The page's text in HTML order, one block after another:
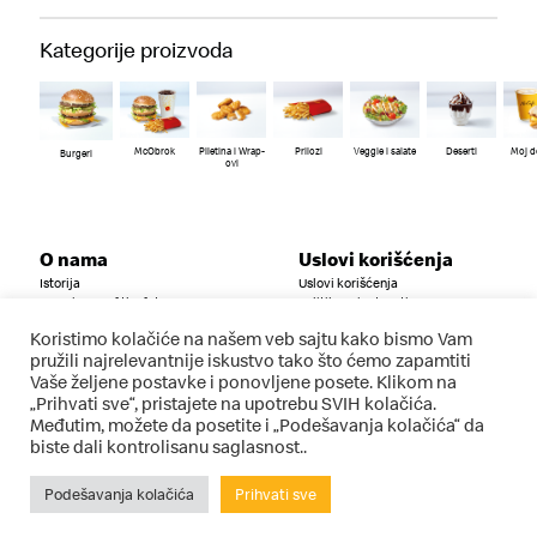
Kategorije proizvoda
Burgeri McObrok
Piletina i Wrap-
ovi
Prilozi Veggie i salate Deserti Moj
O nama
Istorija
Experience of the future
Društvena odgovornost
FAQ
Uslovi korišćenja
Uslovi korišćenja
Politika privatnosti
aplikacije
Kontakt
Postavi pitanje
kontakt@rs.mcd.com
Koristimo kolačiće na našem veb sajtu kako bismo Vam
pružili najrelevantnije iskustvo tako što ćemo zapamtiti
Vaše željene postavke i ponovljene posete. Klikom na
„Prihvati sve“, pristajete na upotrebu SVIH kolačića.
Međutim, možete da posetite i „Podešavanja kolačića“ da
biste dali kontrolisanu saglasnost..
Podešavanja kolačića Prihvati sve